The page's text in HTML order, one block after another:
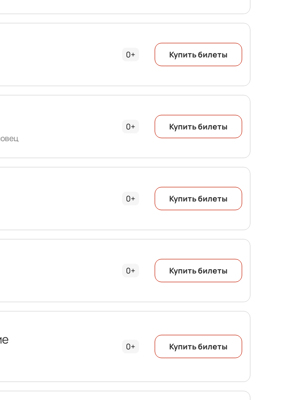
0+ Купить билеты
0+ Купить билеты
0+ Купить билеты
0+ Купить билеты
0+ Купить билеты